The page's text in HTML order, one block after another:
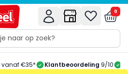
0
vanaf €35* Klantbeoordeling 9/10